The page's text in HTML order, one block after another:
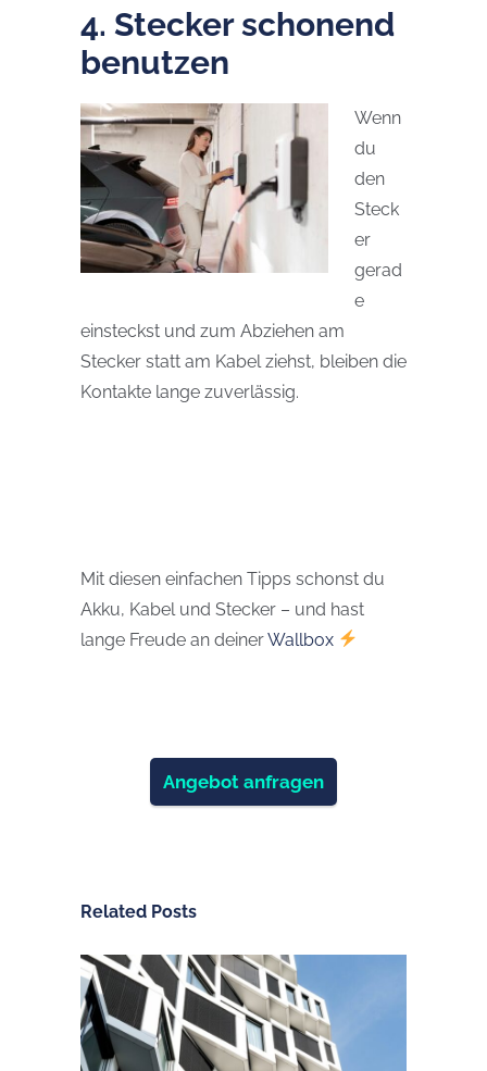
4. Stecker schonend
benutzen
Wenn
du
den
Steck
er
gerad
e
einsteckst und zum Abziehen am
Stecker statt am Kabel ziehst, bleiben die
Kontakte lange zuverlässig.
Mit diesen einfachen Tipps schonst du
Akku, Kabel und Stecker – und hast
lange Freude an deinerWallbox
Angebot anfragen
Related Posts